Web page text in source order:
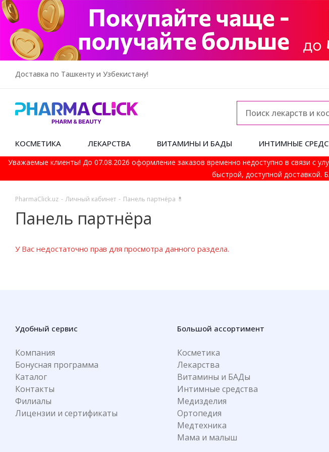
Доставка по Ташкенту и Узбекистану!
КОСМЕТИКА ЛЕКАРСТВА ВИТАМИНЫ И БАДЫ ИНТИМНЫЕ
Уважаемые клиенты! До 07.08.2026 оформление заказов временно недоступно в связи с
быстрой, доступной доставкой.
PharmaСlick.uz - Личный кабинет - Панель партнёра 💊
Панель партнёра
У Вас недостаточно прав для просмотра данного раздела.
Удобный сервис
Компания
Бонусная программа
Каталог
Контакты
Филиалы
Лицензии и сертификаты
Большой ассортимент
Косметика
Лекарства
Витамины и БАДы
Интимные средства
Медизделия
Ортопедия
Медтехника
Мама и малыш